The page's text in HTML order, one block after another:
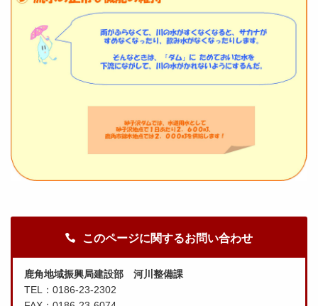
このページに関するお問い合わせ
鹿角地域振興局建設部 河川整備課
TEL：0186-23-2302